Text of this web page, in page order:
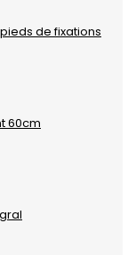
de fixations
60cm